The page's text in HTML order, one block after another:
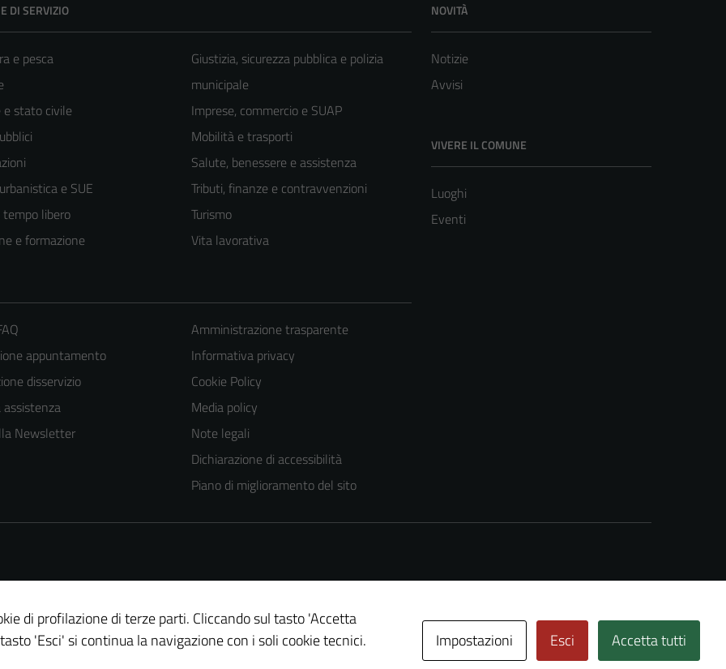
DI SERVIZIO
e pesca
e stato civile
e SUE
libero
e formazione
Giustizia, sicurezza pubblica e polizia
municipale
Imprese, commercio e SUAP
Mobilità e trasporti
Salute, benessere e assistenza
Tributi, finanze e contravvenzioni
Turismo
Vita lavorativa
NOVITÀ
Notizie
Avvisi
VIVERE IL COMUNE
Luoghi
Eventi
appuntamento
disservizio
assistenza
Newsletter
Amministrazione trasparente
Informativa privacy
Cookie Policy
Media policy
Note legali
Dichiarazione di accessibilità
Piano di miglioramento del sito
di profilazione di terze parti. Cliccando sul tasto 'Accetta
'Esci' si continua la navigazione con i soli cookie tecnici.
Impostazioni Esci Accetta tutti